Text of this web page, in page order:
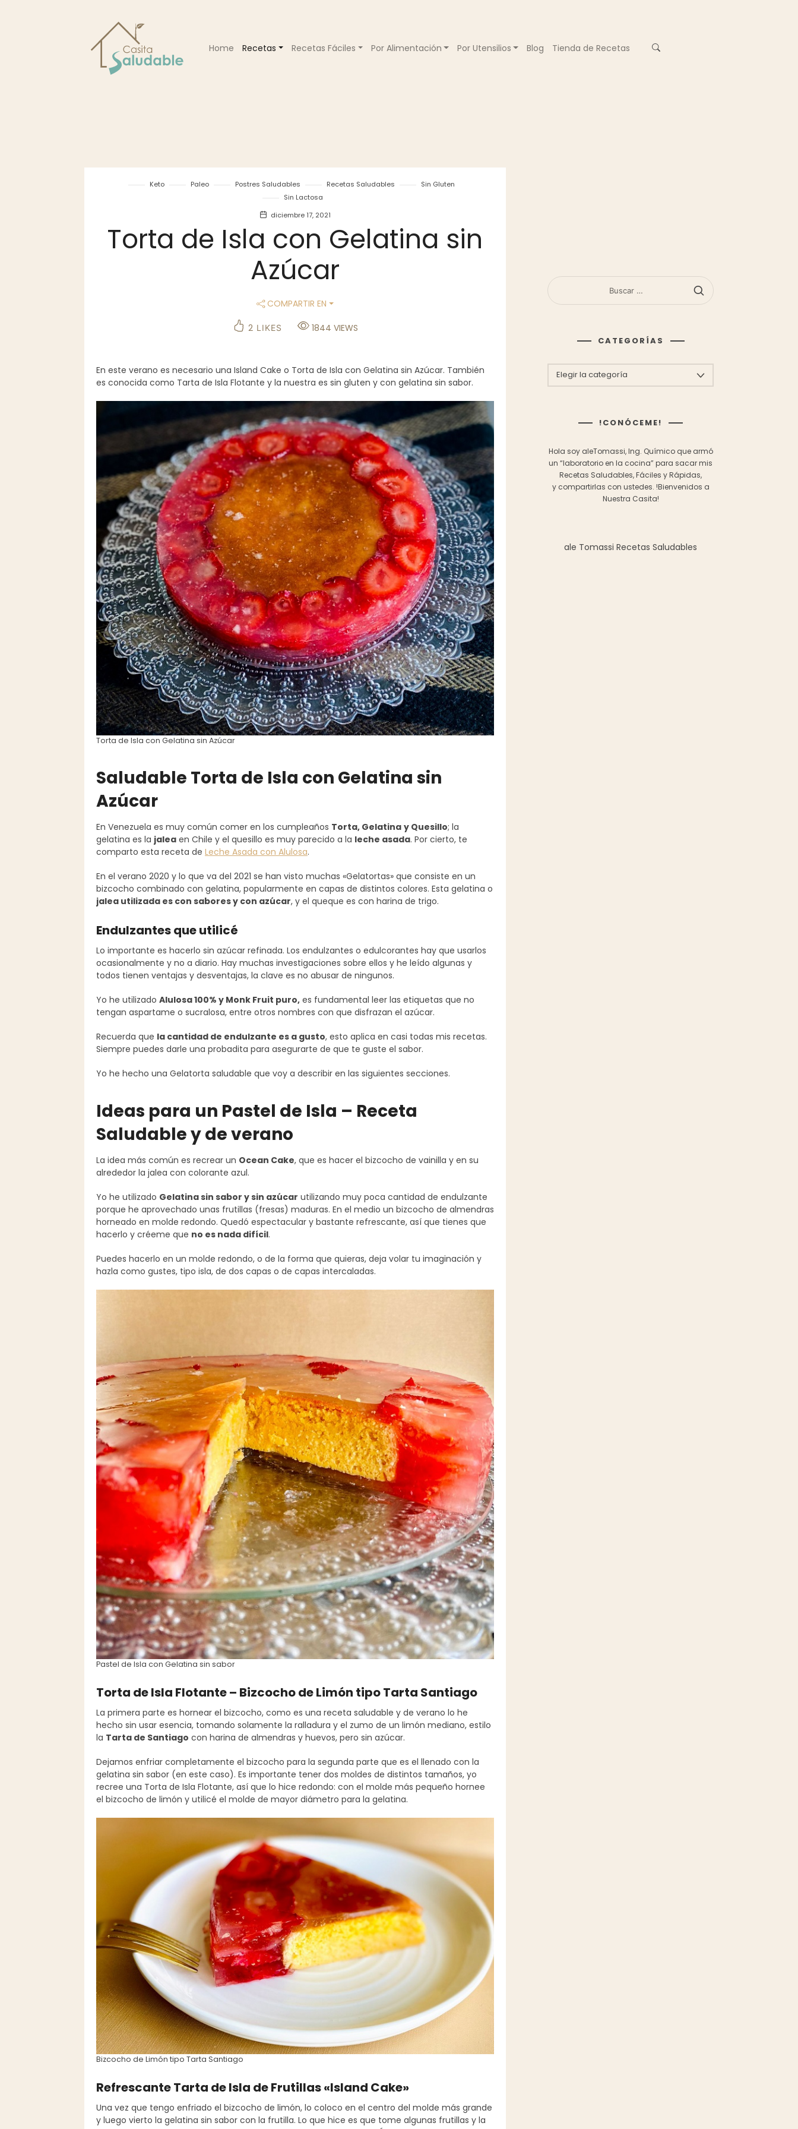
Home Recetas Recetas Fáciles Por Alimentación Por Utensilios Blog Tienda de Recetas
Keto Paleo Postres Saludables Recetas Saludables
Sin Gluten
Sin Lactosa
diciembre 17, 2021
Torta de Isla con Gelatina sin
Azúcar
COMPARTIR EN
2 LIKES 1844 VIEWS
En este verano es necesario una Island Cake o Torta de Isla con Gelatina sin Azúcar. También
es conocida como Tarta de Isla Flotante y la nuestra es sin gluten y con gelatina sin sabor.
Torta de Isla con Gelatina sin Azúcar
Saludable Torta de Isla con Gelatina sin
Azúcar
En Venezuela es muy común comer en los cumpleaños Torta, Gelatina y Quesillo; la
gelatina es la jalea en Chile y el quesillo es muy parecido a la leche asada. Por cierto, te
comparto esta receta de Leche Asada con Alulosa.
En el verano 2020 y lo que va del 2021 se han visto muchas «Gelatortas» que consiste en un
bizcocho combinado con gelatina, popularmente en capas de distintos colores. Esta gelatina o
jalea utilizada es con sabores y con azúcar, y el queque es con harina de trigo.
Endulzantes que utilicé
Lo importante es hacerlo sin azúcar refinada. Los endulzantes o edulcorantes hay que usarlos
ocasionalmente y no a diario. Hay muchas investigaciones sobre ellos y he leído algunas y
todos tienen ventajas y desventajas, la clave es no abusar de ningunos.
Yo he utilizado Alulosa 100% y Monk Fruit puro, es fundamental leer las etiquetas que no
tengan aspartame o sucralosa, entre otros nombres con que disfrazan el azúcar.
Recuerda que la cantidad de endulzante es a gusto, esto aplica en casi todas mis recetas.
Siempre puedes darle una probadita para asegurarte de que te guste el sabor.
Yo he hecho una Gelatorta saludable que voy a describir en las siguientes secciones.
Ideas para un Pastel de Isla – Receta
Saludable y de verano
La idea más común es recrear un Ocean Cake, que es hacer el bizcocho de vainilla y en su
alrededor la jalea con colorante azul.
Yo he utilizado Gelatina sin sabor y sin azúcar utilizando muy poca cantidad de endulzante
porque he aprovechado unas frutillas (fresas) maduras. En el medio un bizcocho de almendras
horneado en molde redondo. Quedó espectacular y bastante refrescante, así que tienes que
hacerlo y créeme que no es nada difícil.
Puedes hacerlo en un molde redondo, o de la forma que quieras, deja volar tu imaginación y
hazla como gustes, tipo isla, de dos capas o de capas intercaladas.
Pastel de Isla con Gelatina sin sabor
Torta de Isla Flotante – Bizcocho de Limón tipo Tarta Santiago
La primera parte es hornear el bizcocho, como es una receta saludable y de verano lo he
hecho sin usar esencia, tomando solamente la ralladura y el zumo de un limón mediano, estilo
la Tarta de Santiago con harina de almendras y huevos, pero sin azúcar.
Dejamos enfriar completamente el bizcocho para la segunda parte que es el llenado con la
gelatina sin sabor (en este caso). Es importante tener dos moldes de distintos tamaños, yo
recree una Torta de Isla Flotante, así que lo hice redondo: con el molde más pequeño hornee
el bizcocho de limón y utilicé el molde de mayor diámetro para la gelatina.
Bizcocho de Limón tipo Tarta Santiago
Refrescante Tarta de Isla de Frutillas «Island Cake»
Una vez que tengo enfriado el bizcocho de limón, lo coloco en el centro del molde más grande
y luego vierto la gelatina sin sabor con la frutilla. Lo que hice es que tome algunas frutillas y la
BUSCAR:
CATEGORÍAS
!CONÓCEME!
Hola soy aleTomassi, Ing. Químico que armó
un “laboratorio en la cocina” para sacar mis
Recetas Saludables, Fáciles y Rápidas,
y compartirlas con ustedes. !Bienvenidos a
Nuestra Casita!
ale Tomassi Recetas Saludables